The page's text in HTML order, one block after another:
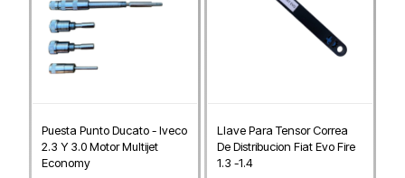
Puesta Punto Ducato - Iveco
2.3 Y 3.0 Motor Multijet
Economy
Llave Para Tensor Correa
De Distribucion Fiat Evo Fire
1.3 -1.4